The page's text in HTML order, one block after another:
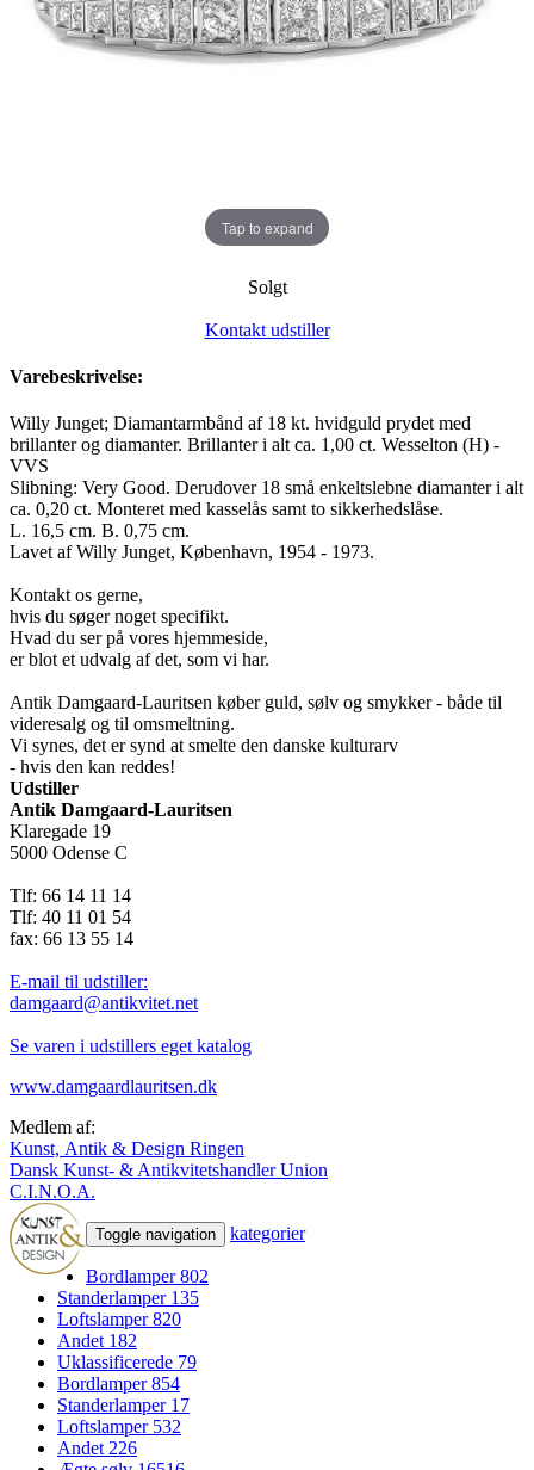
Tap to expand
Solgt
Kontakt udstiller
Varebeskrivelse:
Willy Junget; Diamantarmbånd af 18 kt. hvidguld prydet med
brillanter og diamanter. Brillanter i alt ca. 1,00 ct. Wesselton (H) -
VVS
Slibning: Very Good. Derudover 18 små enkeltslebne diamanter i alt
ca. 0,20 ct. Monteret med kasselås samt to sikkerhedslåse.
L. 16,5 cm. B. 0,75 cm.
Lavet af Willy Junget, København, 1954 - 1973.
Kontakt os gerne,
hvis du søger noget specifikt.
Hvad du ser på vores hjemmeside,
er blot et udvalg af det, som vi har.
Antik Damgaard-Lauritsen køber guld, sølv og smykker - både til
videresalg og til omsmeltning.
Vi synes, det er synd at smelte den danske kulturarv
- hvis den kan reddes!
Udstiller
Antik Damgaard-Lauritsen
Klaregade 19
5000 Odense C
Tlf: 66 14 11 14
Tlf: 40 11 01 54
fax: 66 13 55 14
E-mail til udstiller:
damgaard@antikvitet.net
Se varen i udstillers eget katalog
www.damgaardlauritsen.dk
Medlem af:
Kunst, Antik & Design Ringen
Dansk Kunst- & Antikvitetshandler Union
C.I.N.O.A.
Toggle navigation kategorier
Bordlamper802
Standerlamper 135
Loftslamper820
Andet 182
Uklassificerede 79
Bordlamper854
Standerlamper 17
Loftslamper 532
Andet226